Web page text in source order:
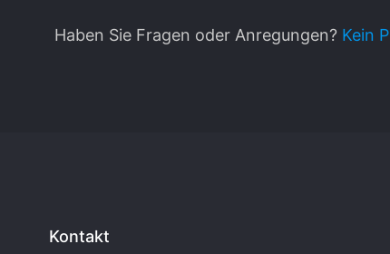
Haben Sie Fragen oder Anregungen? Kein
Kontakt